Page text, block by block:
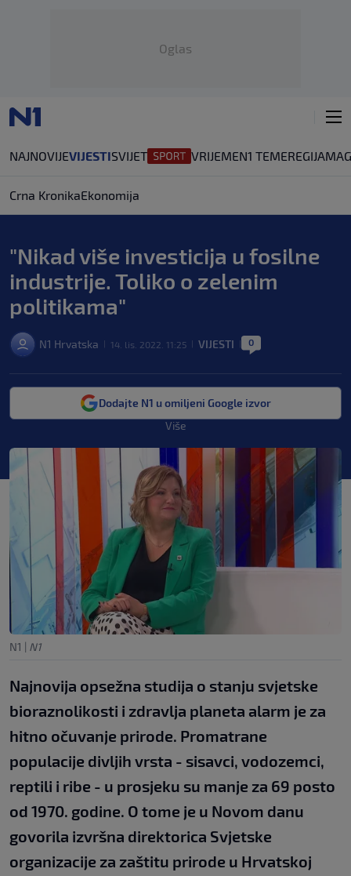
Oglas
NAJNOVIJEVIJESTISVIJET VRIJEMEN1 TEMEREGIJA
Crna KronikaEkonomija
"Nikad više investicija u fosilne
industrije. Toliko o zelenim
politikama"
N1 Hrvatska 14. lis. 2022. 11:25 VIJESTI 0
Dodajte N1 u omiljeni Google izvor
Više
N1 | N1
Najnovija opsežna studija o stanju svjetske
bioraznolikosti i zdravlja planeta alarm je za
hitno očuvanje prirode. Promatrane
populacije divljih vrsta - sisavci, vodozemci,
reptili i ribe - u prosjeku su manje za 69 posto
od 1970. godine. O tome je u Novom danu
govorila izvršna direktorica Svjetske
organizacije za zaštitu prirode u Hrvatskoj